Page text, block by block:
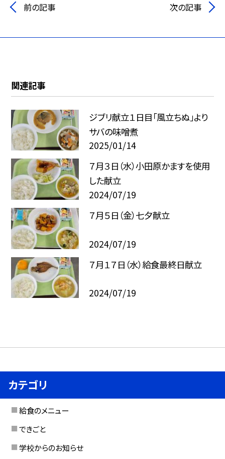
前の記事 次の記事
関連記事
ジブリ献立１日目「風立ちぬ」より
サバの味噌煮
2025/01/14
７月３日（水）小田原かますを使用
した献立
2024/07/19
７月５日（金）七夕献立
2024/07/19
７月１７日（水）給食最終日献立
2024/07/19
カテゴリ
給食のメニュー
できごと
学校からのお知らせ